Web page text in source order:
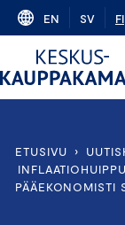
Skip
content
EN SV FI
ETUSIVU ›
PÄÄEKONOMISTI